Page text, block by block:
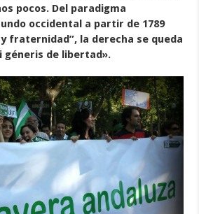
pocos. Del paradigma
occidental a partir de 1789
fraternidad”, la derecha se queda
géneris de libertad».